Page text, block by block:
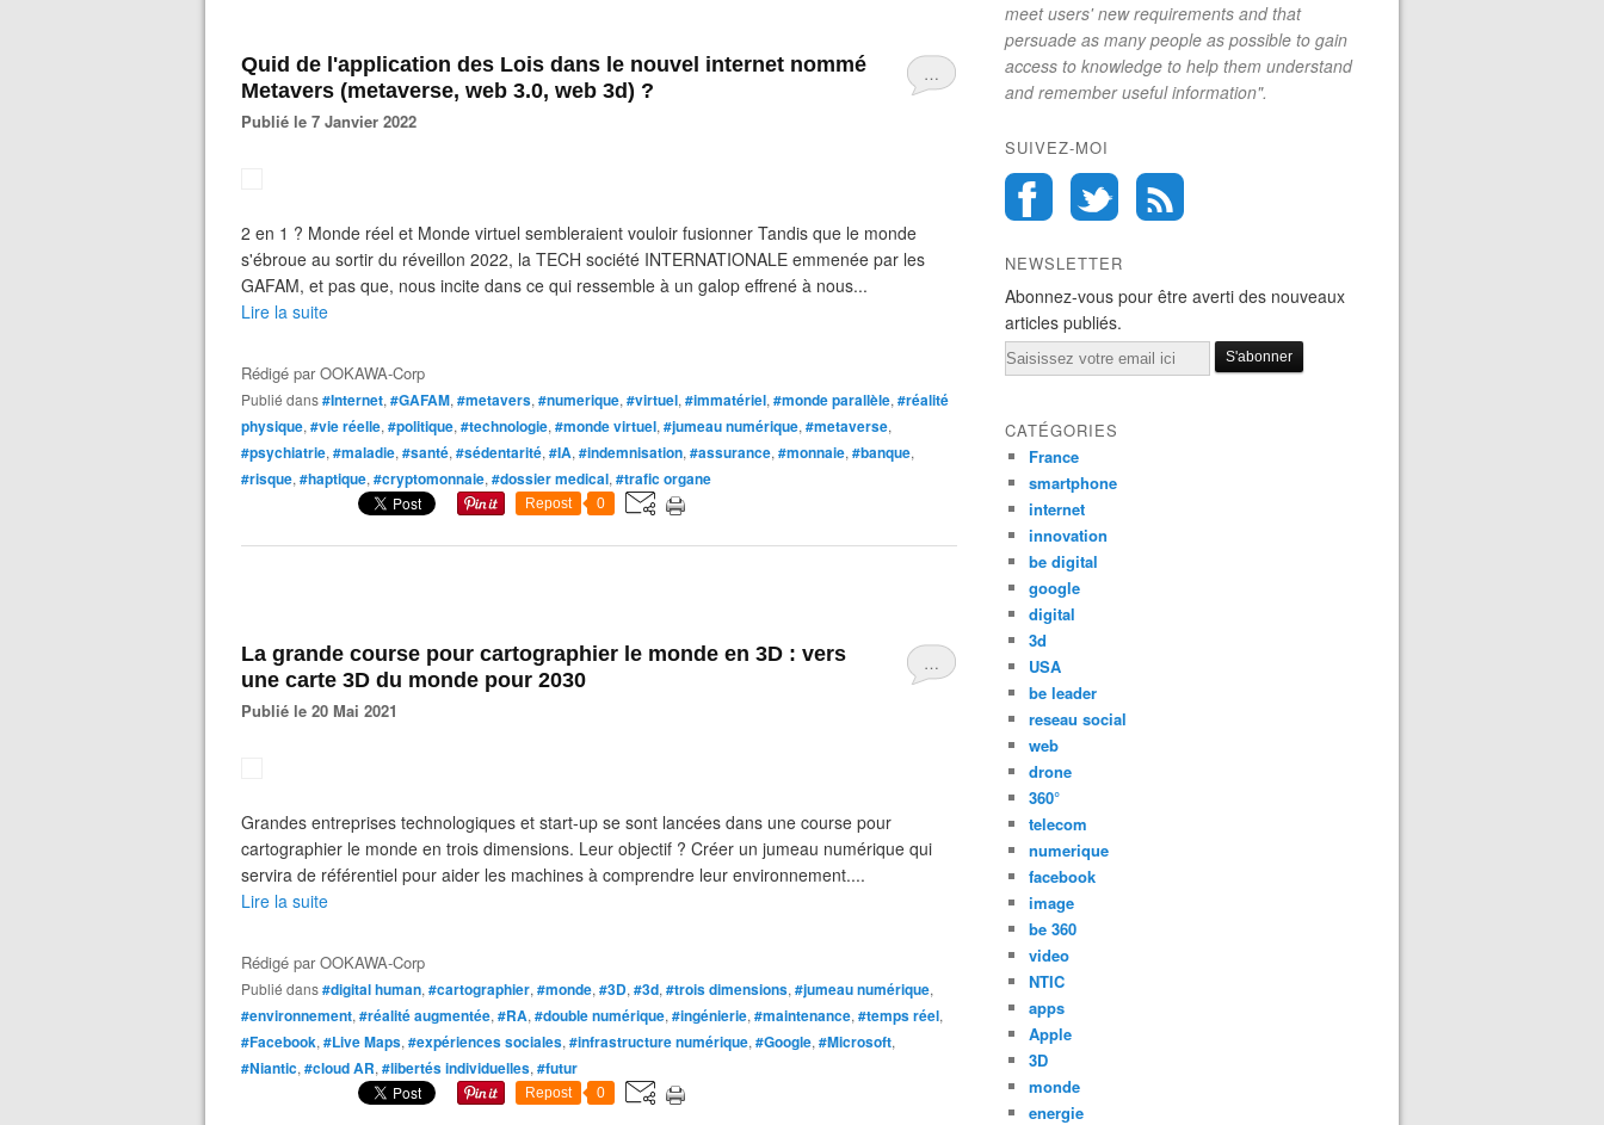
…
Quid de l'application des Lois dans le nouvel internet nommé
Metavers (metaverse, web 3.0, web 3d) ?
Publié le 7 Janvier 2022
2 en 1 ? Monde réel et Monde virtuel sembleraient vouloir fusionner Tandis que le monde
s'ébroue au sortir du réveillon 2022, la TECH société INTERNATIONALE emmenée par les
GAFAM, et pas que, nous incite dans ce qui ressemble à un galop effrené à nous...
Lire la suite
Rédigé parOOKAWA-Corp
Publié dans#Internet, #GAFAM, #metavers, #numerique, #virtuel, #immatériel, #monde parallèle, #réalité
physique, #vie réelle, #politique, #technologie, #monde virtuel, #jumeau numérique, #metaverse,
#psychiatrie, #maladie, #santé, #sédentarité, #IA, #indemnisation, #assurance, #monnaie, #banque,
#risque, #haptique, #cryptomonnaie, #dossier medical, #trafic organe
Repost 0
…
La grande course pour cartographier le monde en 3D : vers
une carte 3D du monde pour 2030
Publié le 20 Mai 2021
Grandes entreprises technologiques et start-up se sont lancées dans une course pour
cartographier le monde en trois dimensions. Leur objectif ? Créer un jumeau numérique qui
servira de référentiel pour aider les machines à comprendre leur environnement....
Lire la suite
Rédigé parOOKAWA-Corp
Publié dans#digital human, #cartographier, #monde, #3D, #3d, #trois dimensions, #jumeau numérique,
#environnement, #réalité augmentée, #RA, #double numérique, #ingénierie, #maintenance, #temps réel,
#Facebook, #Live Maps, #expériences sociales, #infrastructure numérique, #Google, #Microsoft,
#Niantic, #cloud AR, #libertés individuelles, #futur
Repost 0
meet users' new requirements and that
persuade as many people as possible to gain
access to knowledge to help them understand
and remember useful information".
SUIVEZ-MOI
NEWSLETTER
Abonnez-vous pour être averti des nouveaux
articles publiés.
Email
CATÉGORIES
France
smartphone
internet
innovation
be digital
google
digital
3d
USA
be leader
reseau social
web
drone
360°
telecom
numerique
facebook
image
be 360
video
NTIC
apps
Apple
3D
monde
energie